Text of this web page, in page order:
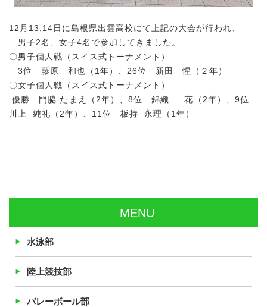
12月13,14日に島根県出雲高校にて上記の大会が行われ、
男子2名、女子4名で参加してきました。
〇男子個人戦（スイス式トーナメント）
3位 藤原 和也（1年）、26位 新田 惺（２年）
〇女子個人戦（スイス式トーナメント）
優勝 門脇 たまえ（2年）、8位 錦織 花（2年）、9位
川上 純礼（2年）、11位 板持 永理（1年）
MENU
水泳部
陸上競技部
バレーボール部